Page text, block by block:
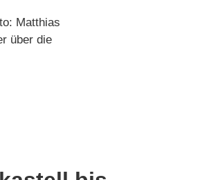
Matthias
über die